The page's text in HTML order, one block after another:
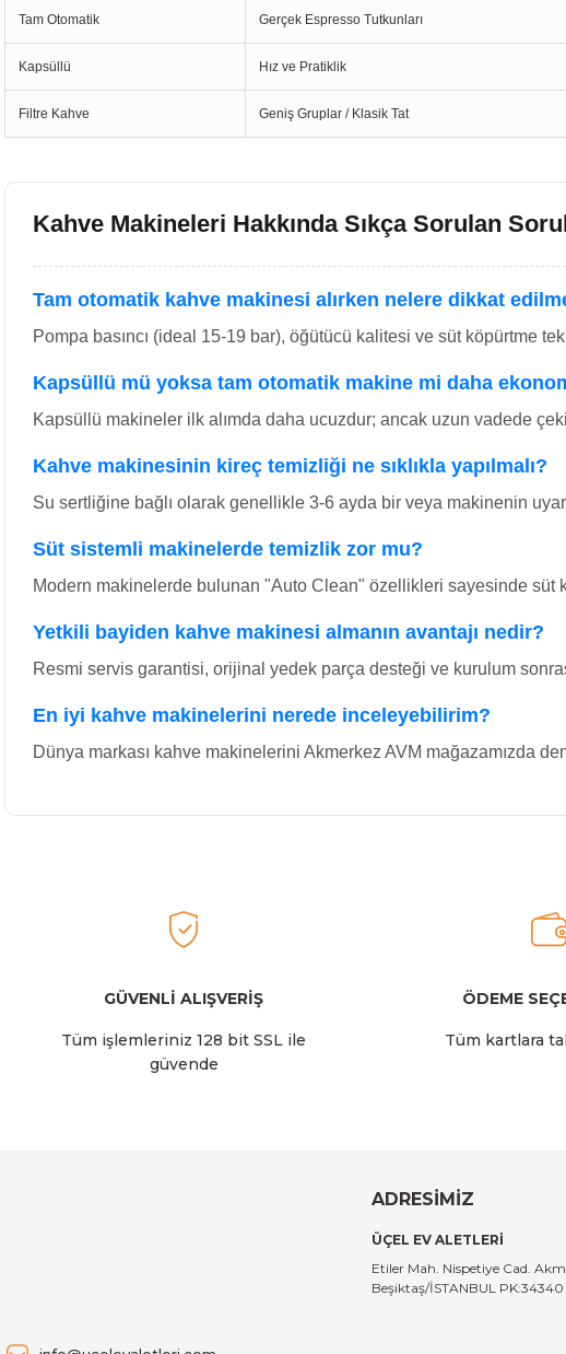
Tam Otomatik Gerçek Espresso Tutkunları
Kapsüllü Hız ve Pratiklik
Filtre Kahve Geniş Gruplar / Klasik Tat
Kahve Makineleri Hakkında Sıkça Sorulan
Tam otomatik kahve makinesi alırken nelere dikkat
Pompa basıncı (ideal 15-19 bar), öğütücü kalitesi ve süt köpürtme
Kapsüllü mü yoksa tam otomatik makine mi daha
Kapsüllü makineler ilk alımda daha ucuzdur; ancak uzun vadede
Kahve makinesinin kireç temizliği ne sıklıkla yapılmalı?
Su sertliğine bağlı olarak genellikle 3-6 ayda bir veya makinenin
Süt sistemli makinelerde temizlik zor mu?
Modern makinelerde bulunan "Auto Clean" özellikleri sayesinde süt
Yetkili bayiden kahve makinesi almanın avantajı nedir?
Resmi servis garantisi, orijinal yedek parça desteği ve kurulum
En iyi kahve makinelerini nerede inceleyebilirim?
Dünya markası kahve makinelerini Akmerkez AVM mağazamızda
GÜVENLİ ALIŞVERİŞ
Tüm işlemleriniz 128 bit SSL ile
güvende
ÖDEME
Tüm kartlara
ADRESİMİZ
ÜÇEL EV ALETLERİ
Etiler Mah. Nispetiye Cad.
Beşiktaş/İSTANBUL PK:34340